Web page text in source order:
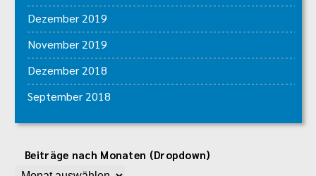
Dezember 2019
November 2019
Dezember 2018
September 2018
Beiträge nach Monaten (Dropdown)